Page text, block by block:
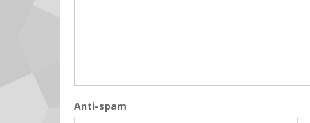
Anti-spam